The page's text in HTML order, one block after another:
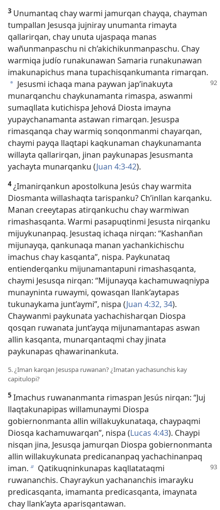
3 Unumantaq chay warmi jamurqan chayqa, chayman
tumpallan Jesusqa jujniray unumanta rimayta
qallarirqan, chay unuta ujaspaqa manas
wañunmanpaschu ni ch’akichikunmanpaschu. Chay
warmiqa judío runakunawan Samaria runakunawan
imakunapichus mana tupachisqankumanta rimarqan.
a Jesusmi ichaqa mana paywan jap’inakuyta
munarqanchu chaykunamanta rimaspa, aswanmi
sumaqllata kutichispa Jehová Diosta imayna
yupaychanamanta astawan rimarqan. Jesuspa
rimasqanqa chay warmiq sonqonmanmi chayarqan,
chaymi payqa llaqtapi kaqkunaman chaykunamanta
willayta qallarirqan, jinan paykunapas Jesusmanta
yachayta munarqanku (Juan 4:3-42).
4¿Imanirqankun apostolkuna Jesús chay warmita
Diosmanta willashaqta tarispanku? Ch’inllan karqanku.
Manan creeytapas atirqankuchu chay warmiwan
rimashasqanta. Warmi pasapuqtinmi Jesusta nirqanku
mijuykunanpaq. Jesustaq ichaqa nirqan: “Kashanñan
mijunayqa, qankunaqa manan yachankichischu
imachus chay kasqanta”, nispa. Paykunataq
entienderqanku mijunamantapuni rimashasqanta,
chaymi Jesusqa nirqan: “Mijunayqa kachamuwaqniypa
munayninta ruwaymi, qowasqan llank’aytapas
tukunaykama junt’aymi”, nispa (Juan 4:32, 34).
Chaywanmi paykunata yachachisharqan Diospa
qosqan ruwanata junt’ayqa mijunamantapas aswan
allin kasqanta, munarqantaqmi chay jinata
paykunapas qhawarinankuta.
5. ¿Iman karqan Jesuspa ruwanan? ¿Imatan yachasunchis kay
capitulopi?
5 Imachus ruwananmanta rimaspan Jesús nirqan: “Juj
llaqtakunapipas willamunaymi Diospa
gobiernonmanta allin willakuykunataqa, chaypaqmi
Diosqa kachamuwarqan”, nispa (Lucas 4:43). Chaypi
nisqan jina, Jesusqa jamurqan Diospa gobiernonmanta
allin willakuykunata predicananpaq yachachinanpaq
iman. b Qatikuqninkunapas kaqllatataqmi
ruwananchis. Chayraykun yachananchis imarayku
predicasqanta, imamanta predicasqanta, imaynata
chay llank’ayta aparisqantawan.